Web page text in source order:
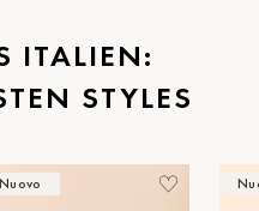
ITALIEN:
STYLES
Nuovo